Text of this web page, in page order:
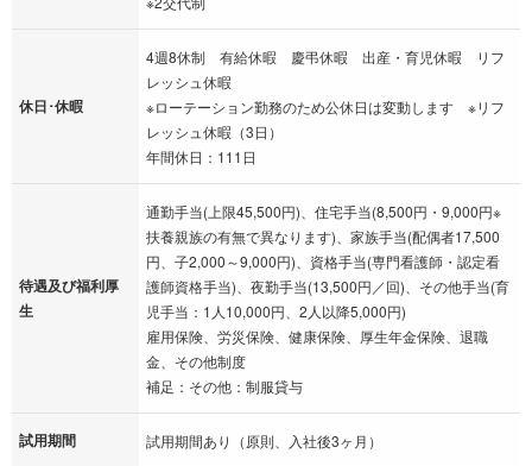
休日･休暇
4週8休制 有給休暇 慶弔休暇 出産・育児休暇 リフ
レッシュ休暇
※ローテーション勤務のため公休日は変動します ※リフ
レッシュ休暇（3日）
年間休日：111日
待遇及び福利厚
生
通勤手当(上限45,500円)、住宅手当(8,500円・9,000円※
扶養親族の有無で異なります)、家族手当(配偶者17,500
円、子2,000～9,000円)、資格手当(専門看護師・認定看
護師資格手当)、夜勤手当(13,500円／回)、その他手当(育
児手当：1人10,000円、2人以降5,000円)
雇用保険、労災保険、健康保険、厚生年金保険、退職
金、その他制度
補足：その他：制服貸与
試用期間 試用期間あり（原則、入社後3ヶ月）